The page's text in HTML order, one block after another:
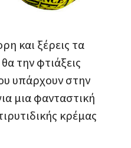
και ξέρεις τα
την φτιάξεις
υπάρχουν στην
μια φανταστική
κρέμας